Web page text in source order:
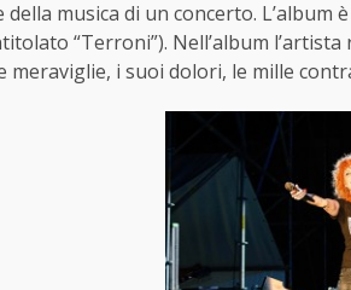
musica di un concerto. L’album
“Terroni”). Nell’album l’artista
meraviglie, i suoi dolori, le mille